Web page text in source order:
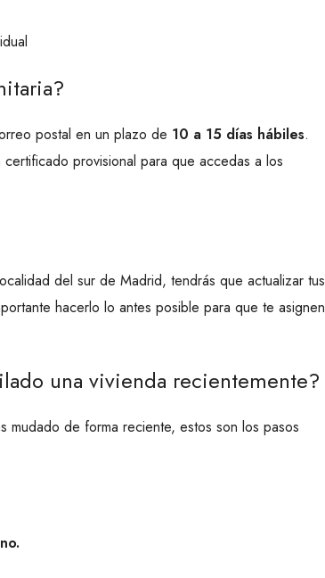
postal en un plazo de 10 a 15 días hábiles.
provisional para que accedas a los
del sur de Madrid, tendrás que actualizar tus
hacerlo lo antes posible para que te asignen
una vivienda recientemente?
mudado de forma reciente, estos son los pasos